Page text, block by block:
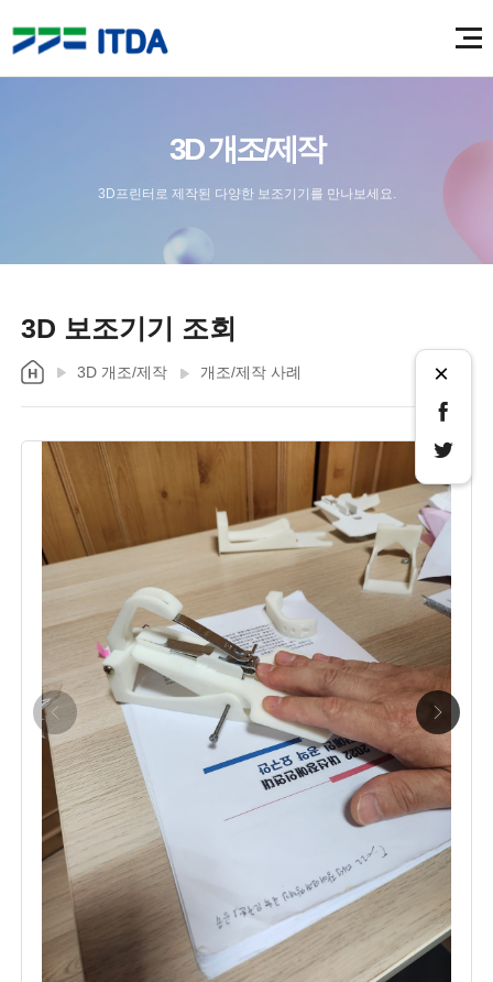
3D 개조/제작
3D프린터로 제작된 다양한 보조기기를 만나보세요.
3D 보조기기 조회
3D 개조/제작 개조/제작 사례 ×